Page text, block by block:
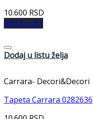
10.600 RSD
Add to cart
Dodaj u listu želja
Carrara- Decori&Decori
Tapeta Carrara 0282636